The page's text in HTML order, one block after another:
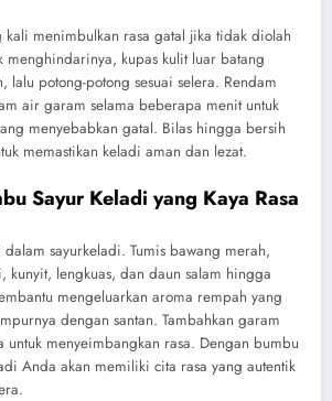
kali menimbulkan rasa gatal jika tidak diolah
menghindarinya, kupas kulit luar batang
lalu potong-potong sesuai selera. Rendam
air garam selama beberapa menit untuk
menyebabkan gatal. Bilas hingga bersih
memastikan keladi aman dan lezat.
Sayur Keladi yang Kaya Rasa
sayurkeladi. Tumis bawang merah,
kunyit, lengkuas, dan daun salam hingga
mengeluarkan aroma rempah yang
dengan santan. Tambahkan garam
untuk menyeimbangkan rasa. Dengan bumbu
Anda akan memiliki cita rasa yang autentik